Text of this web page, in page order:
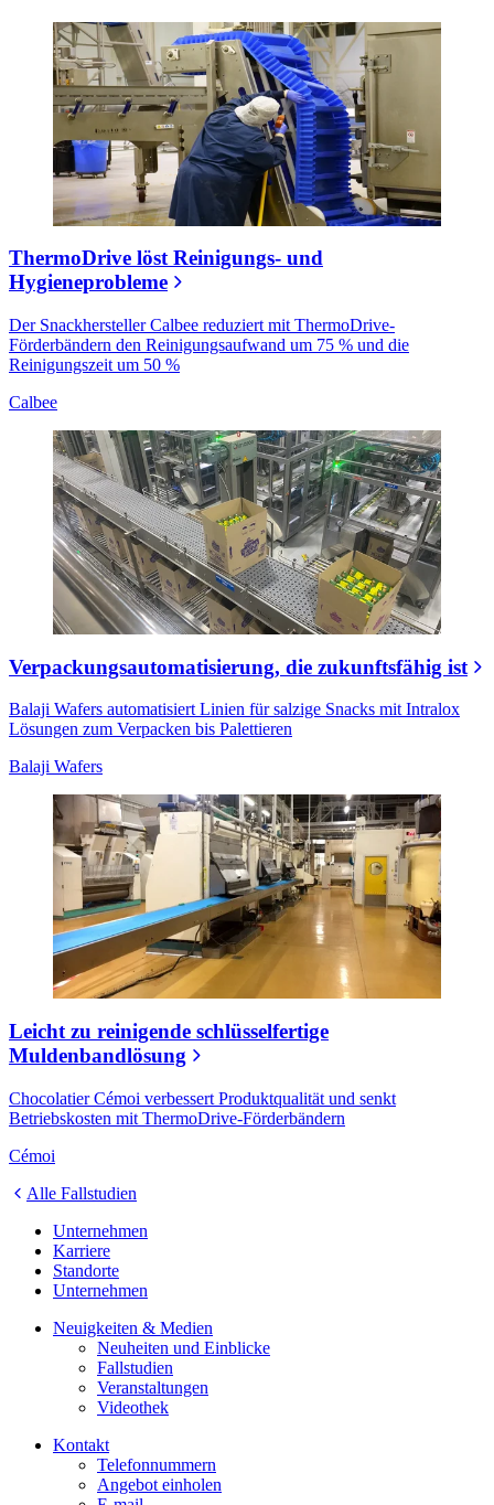
ThermoDrive löst Reinigungs- und
Hygieneprobleme
Der Snackhersteller Calbee reduziert mit ThermoDrive-
Förderbändern den Reinigungsaufwand um 75 % und die
Reinigungszeit um 50 %
Calbee
Verpackungsautomatisierung, die zukunftsfähig ist
Balaji Wafers automatisiert Linien für salzige Snacks mit Intralox
Lösungen zum Verpacken bis Palettieren
Balaji Wafers
Leicht zu reinigende schlüsselfertige
Muldenbandlösung
Chocolatier Cémoi verbessert Produktqualität und senkt
Betriebskosten mit ThermoDrive-Förderbändern
Cémoi
Alle Fallstudien
Unternehmen
Karriere
Standorte
Unternehmen
Neuigkeiten & Medien
Neuheiten und Einblicke
Fallstudien
Veranstaltungen
Videothek
Kontakt
Telefonnummern
Angebot einholen